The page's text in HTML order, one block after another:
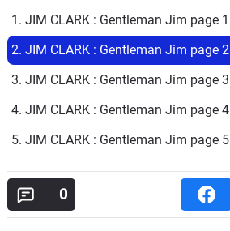
1. JIM CLARK : Gentleman Jim page 1
2. JIM CLARK : Gentleman Jim page 2
3. JIM CLARK : Gentleman Jim page 3
4. JIM CLARK : Gentleman Jim page 4
5. JIM CLARK : Gentleman Jim page 5
0